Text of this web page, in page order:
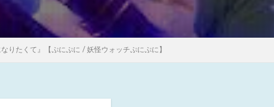
りたくて』【ぷにぷに / 妖怪ウォッチぷにぷに】